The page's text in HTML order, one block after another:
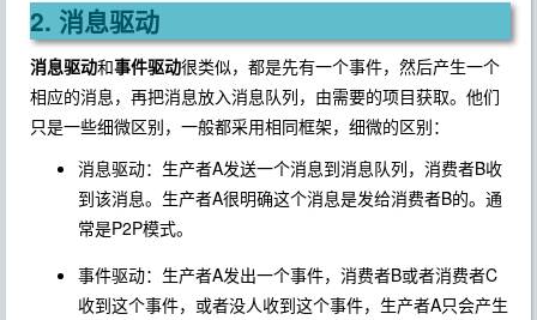
2. 消息驱动
消息驱动和事件驱动很类似，都是先有一个事件，然后产生一个
相应的消息，再把消息放入消息队列，由需要的项目获取。他们
只是一些细微区别，一般都采用相同框架，细微的区别：
消息驱动：生产者A发送一个消息到消息队列，消费者B收
到该消息。生产者A很明确这个消息是发给消费者B的。通
常是P2P模式。
事件驱动：生产者A发出一个事件，消费者B或者消费者C
收到这个事件，或者没人收到这个事件，生产者A只会产生